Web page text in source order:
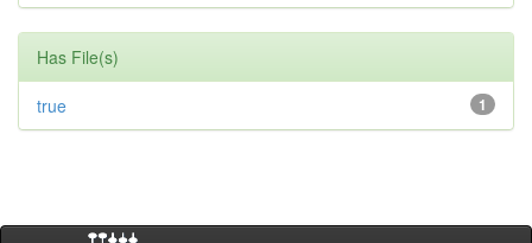
Has File(s)
1
true